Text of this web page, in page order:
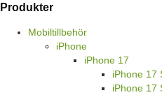
Produkter
Mobiltillbehör
iPhone
iPhone 17
iPhone 17
iPhone 17